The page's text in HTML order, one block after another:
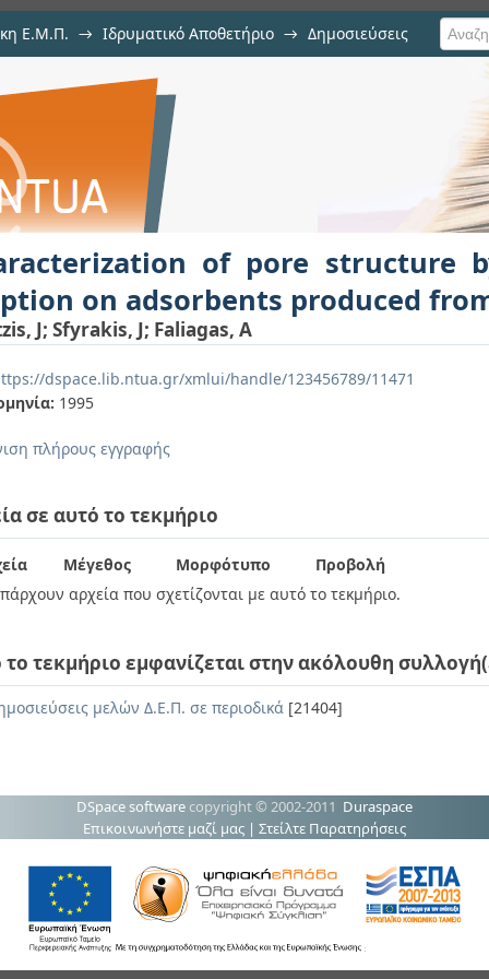
Ε.Μ.Π. → Ιδρυματικό Αποθετήριο → Δημοσιεύσεις
pore structure by
novolac-biomass
of pore structure
on adsorbents produced
J; Sfyrakis, J; Faliagas, A
dspace.lib.ntua.gr/xmlui/handle/123456789/11471
1995
πλήρους εγγραφής
σε αυτό το τεκμήριο
Μέγεθος Μορφότυπο
Προβολή
αρχεία που σχετίζονται με αυτό το τεκμήριο.
το τεκμήριο εμφανίζεται στην ακόλουθη
μελών Δ.Ε.Π. σε περιοδικά [21404]
DSpace software copyright © 2002-2011 Duraspace
Επικοινωνήστε μαζί μας | Στείλτε Παρατηρήσεις